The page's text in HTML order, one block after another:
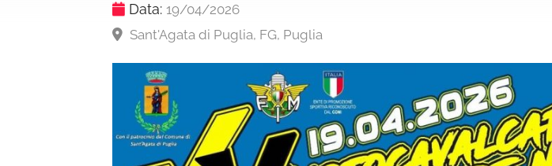
Data: 19/04/2026
Sant'Agata di Puglia, FG, Puglia